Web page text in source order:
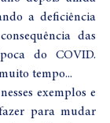
a deficiência
das
do COVID.
tempo...
exemplos e
para mudar